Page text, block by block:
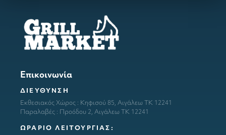
Επικοινωνία
ΔΙΕΥΘΥΝΣΗ
Εκθεσιακός Χώρος : Κηφισού 85, Αιγάλεω ΤΚ 12241
Παραλαβές : Προόδου 2, Αιγάλεω ΤΚ 12241
ΩΡΑΡΙΟ ΛΕΙΤΟΥΡΓΙΑΣ: